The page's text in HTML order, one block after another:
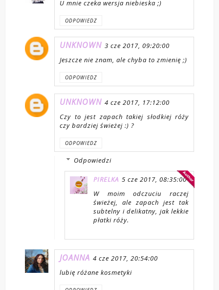
U mnie czeka wersja niebieska ;)
ODPOWIEDZ
UNKNOWN 3 cze 2017, 09:20:00
Jeszcze nie znam, ale chyba to zmienię ;)
ODPOWIEDZ
UNKNOWN 4 cze 2017, 17:12:00
Czy to jest zapach takiej słodkiej róży
czy bardziej świeżej :) ?
ODPOWIEDZ
Odpowiedzi
PIRELKA 5 cze 2017, 08:35:00
W moim odczuciu raczej
świeżej, ale zapach jest tak
subtelny i delikatny, jak lekkie
płatki róży.
JOANNA 4 cze 2017, 20:54:00
lubię różane kosmetyki